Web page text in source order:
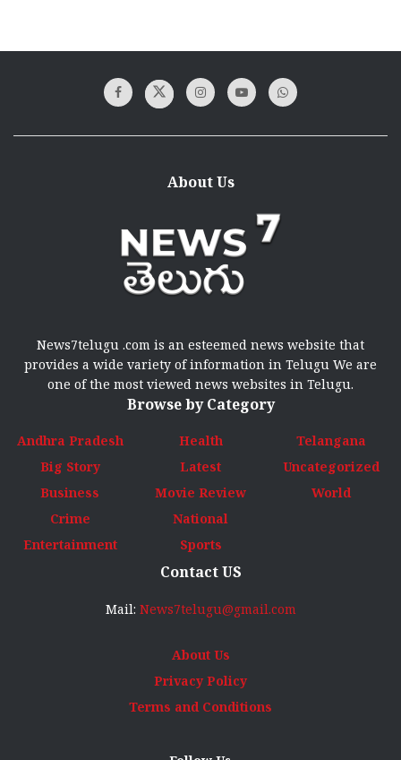
About Us
News7telugu .com is an esteemed news website that
provides a wide variety of information in Telugu We are
one of the most viewed news websites in Telugu.
Browse by Category
Andhra Pradesh
Big Story
Business
Crime
Entertainment
Health
Latest
Movie Review
National
Sports
Telangana
Uncategorized
World
Contact US
Mail: News7telugu@gmail.com
About Us
Privacy Policy
Terms and Conditions